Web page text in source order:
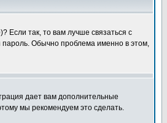
Если так, то вам лучше связаться с
пароль. Обычно проблема именно в этом,
дает вам дополнительные
мы рекомендуем это сделать.